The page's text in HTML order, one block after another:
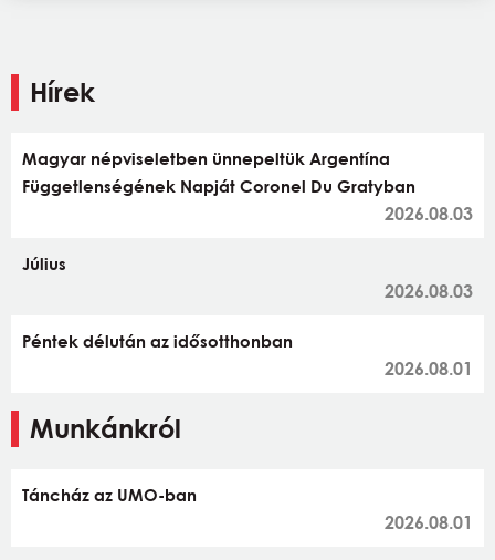
Hírek
Magyar népviseletben ünnepeltük Argentína
Függetlenségének Napját Coronel Du Gratyban
2026.08.03
Július
2026.08.03
Péntek délután az idősotthonban
2026.08.01
Munkánkról
Táncház az UMO-ban
2026.08.01